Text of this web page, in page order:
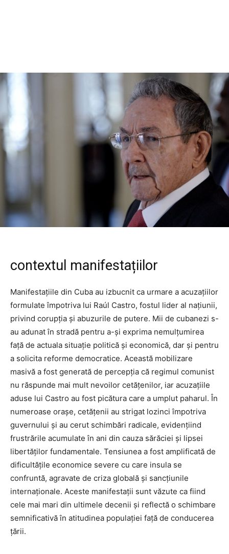
contextul manifestațiilor
Manifestațiile din Cuba au izbucnit ca urmare a acuzațiilor
formulate împotriva lui Raúl Castro, fostul lider al națiunii,
privind corupția și abuzurile de putere. Mii de cubanezi s-
au adunat în stradă pentru a-și exprima nemulțumirea
față de actuala situație politică și economică, dar și pentru
a solicita reforme democratice. Această mobilizare
masivă a fost generată de percepția că regimul comunist
nu răspunde mai mult nevoilor cetățenilor, iar acuzațiile
aduse lui Castro au fost picătura care a umplut paharul. În
numeroase orașe, cetățenii au strigat lozinci împotriva
guvernului și au cerut schimbări radicale, evidențiind
frustrările acumulate în ani din cauza sărăciei și lipsei
libertăților fundamentale. Tensiunea a fost amplificată de
dificultățile economice severe cu care insula se
confruntă, agravate de criza globală și sancțiunile
internaționale. Aceste manifestații sunt văzute ca fiind
cele mai mari din ultimele decenii și reflectă o schimbare
semnificativă în atitudinea populației față de conducerea
țării.